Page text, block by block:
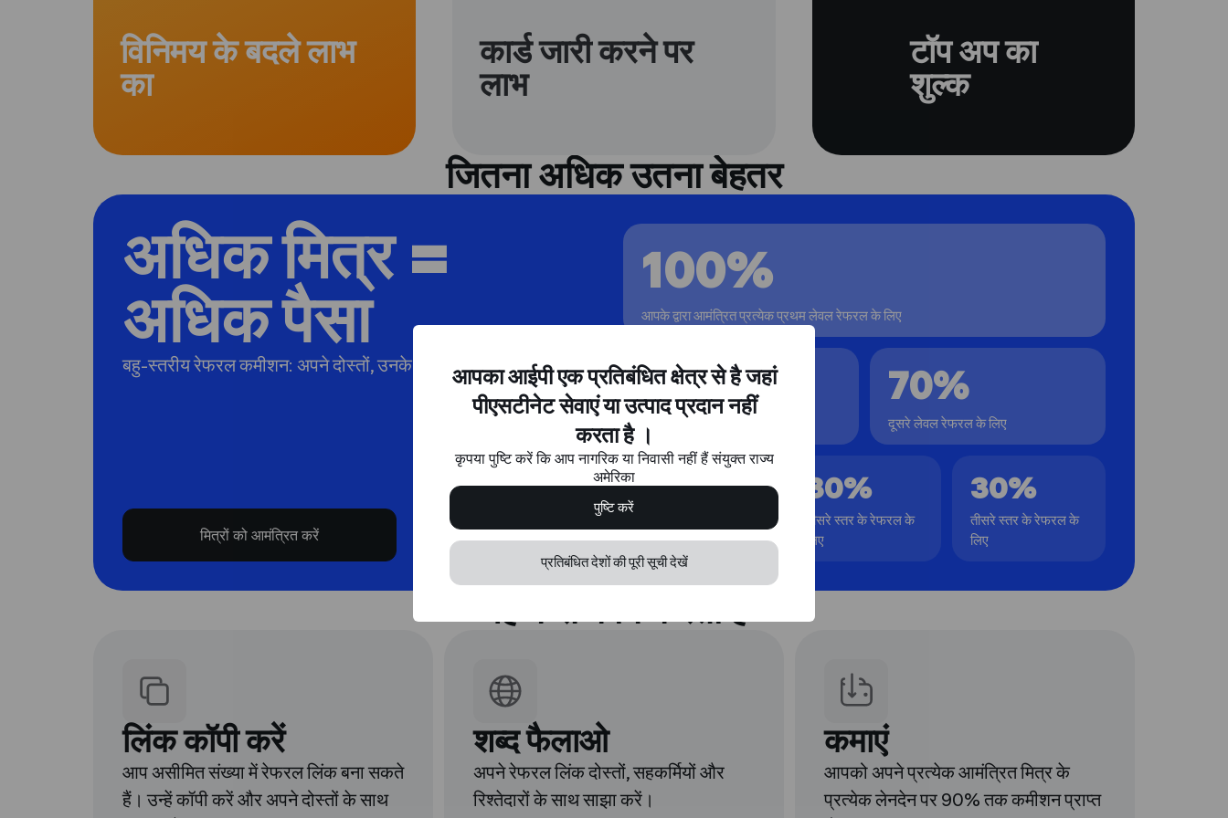
आपका आईपी एक प्रतिबंधित क्षेत्र से है जहां
पीएसटीनेट सेवाएं या उत्पाद प्रदान नहीं
करता है ।
कृपया पुष्टि करें कि आप नागरिक या निवासी नहीं हैं संयुक्त राज्य
अमेरिका
पुष्टि करें
प्रतिबंधित देशों की पूरी सूची देखें
विनिमय के बदले लाभ
का
कार्ड जारी करने पर
लाभ
टॉप अप का
शुल्क
जितना अधिक उतना बेहतर
अधिक मित्र =
अधिक पैसा
बहु-स्तरीय रेफरल कमीशन: अपने दोस्तों, उनके दोस्तों और अन्य लोगों से कमाएं
मित्रों को आमंत्रित करें
100%
आपके द्वारा आमंत्रित प्रत्येक प्रथम लेवल रेफरल के लिए
70%
दूसरे लेवल रेफरल के लिए
70%
दूसरे लेवल रेफरल के लिए
30%
लिए
30%
तीसरे स्तर के रेफरल के
लिए
30%
तीसरे स्तर के रेफरल के
लिए
यह कैसे काम करता है
लिंक कॉपी करें
आप असीमित संख्या में रेफरल लिंक बना सकते
हैं। उन्हें कॉपी करें और अपने दोस्तों के साथ
शब्द फैलाओ
अपने रेफरल लिंक दोस्तों, सहकर्मियों और
रिश्तेदारों के साथ साझा करें।
कमाएं
आपको अपने प्रत्येक आमंत्रित मित्र के
प्रत्येक लेनदेन पर 90% तक कमीशन प्राप्त